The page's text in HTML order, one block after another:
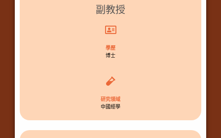
副教授
學歷
博士
研究領域
中國經學